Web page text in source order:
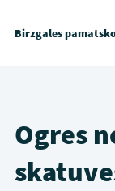
Birzgales
Ogres